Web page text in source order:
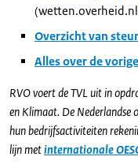
Overzicht van
Alles over de
RVO voert de TVL uit in
en Klimaat. De Nederlandse
hun bedrijfsactiviteiten
lijn metinternationale